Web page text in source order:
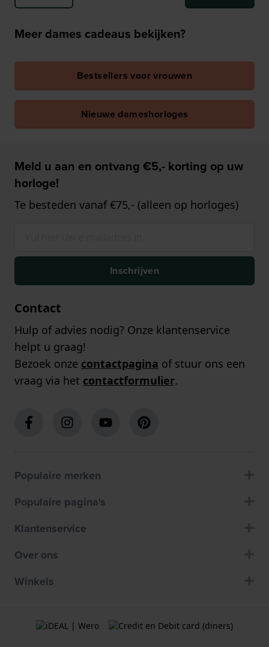
Meer dames cadeaus bekijken?
Bestsellers voor vrouwen
Nieuwe dameshorloges
Meld u aan en ontvang €5,- korting op uw
horloge!
Te besteden vanaf €75,- (alleen op horloges)
Inschrijven
Contact
Hulp of advies nodig? Onze klantenservice
helpt u graag!
Bezoek onze contactpagina of stuur ons een
vraag via het contactformulier.
Populaire merken
Populaire pagina's
Klantenservice
Over ons
Winkels